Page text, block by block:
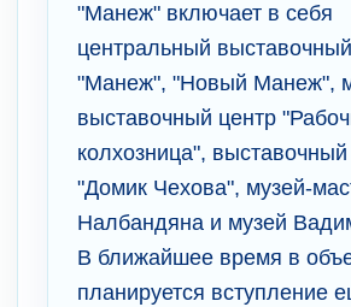
"Манеж" включает в себя
центральный
"Манеж", "Новый Манеж",
выставочный центр
колхозница", выставочный
"Домик Чехова", музей-
Налбандяна и музей
В ближайшее время в
планируется вступление